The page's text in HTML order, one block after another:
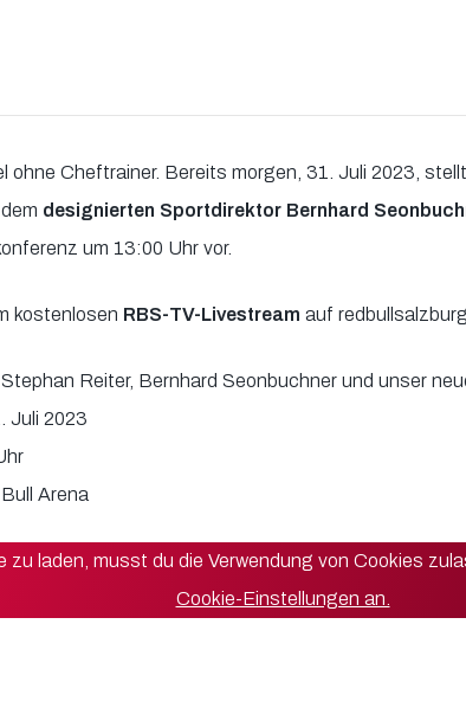
ohne Cheftrainer. Bereits morgen, 31. Juli 2023, stellt
designierten Sportdirektor Bernhard
um 13:00 Uhr vor.
kostenlosen RBS-TV-Livestream auf
Reiter, Bernhard Seonbuchner und unser
Juli 2023
Arena
zu laden, musst du die Verwendung von Cookies
Cookie-Einstellungen an.